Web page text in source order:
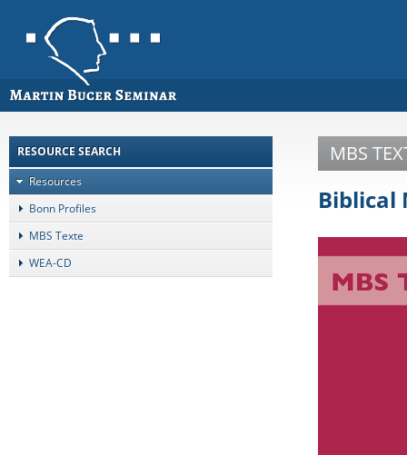
RESOURCE SEARCH
Resources
Bonn Profiles
MBS Texte
WEA-CD
MBS
Biblical